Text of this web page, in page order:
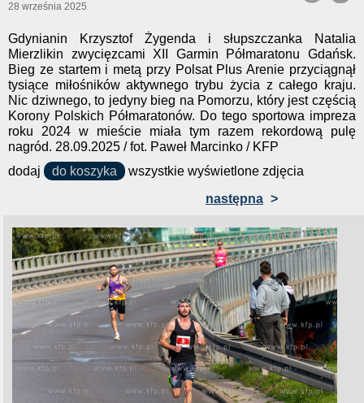
28 września 2025
Gdynianin Krzysztof Żygenda i słupszczanka Natalia
Mierzlikin zwycięzcami XII Garmin Półmaratonu Gdańsk.
Bieg ze startem i metą przy Polsat Plus Arenie przyciągnął
tysiące miłośników aktywnego trybu życia z całego kraju.
Nic dziwnego, to jedyny bieg na Pomorzu, który jest częścią
Korony Polskich Półmaratonów. Do tego sportowa impreza
roku 2024 w mieście miała tym razem rekordową pulę
nagród. 28.09.2025 / fot. Paweł Marcinko / KFP
dodaj
do koszyka
wszystkie wyświetlone zdjęcia
następna >